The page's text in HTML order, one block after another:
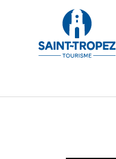
in Saint-Tropez,